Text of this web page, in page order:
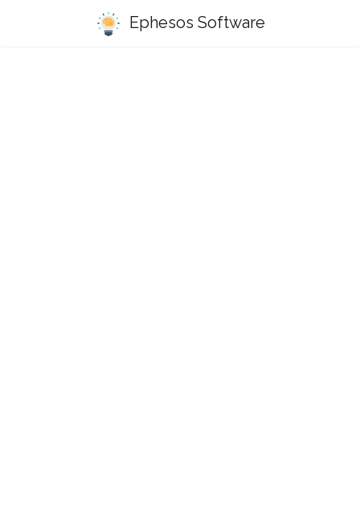
Ephesos Software